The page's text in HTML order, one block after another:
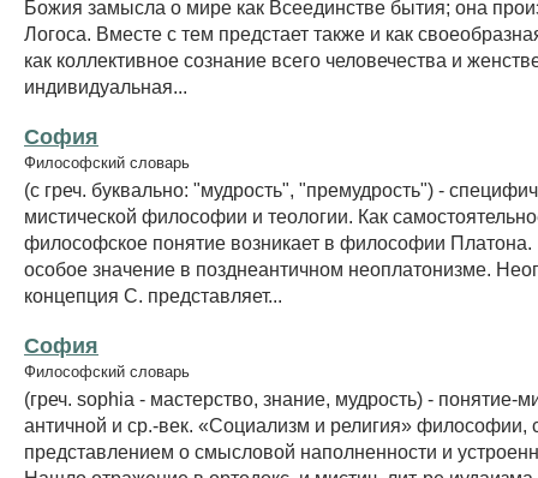
Божия замысла о мире как Всеединстве бытия; она
Логоса. Вместе с тем предстает также и как
как коллективное сознание всего человечества и
индивидуальная...
София
Философский словарь
(с греч. буквально: "мудрость", "премудрость") -
мистической философии и теологии. Как
философское понятие возникает в философии Платона.
особое значение в позднеантичном неоплатонизме.
концепция С. представляет...
София
Философский словарь
(греч. sophia - мастерство, знание, мудрость) - понятие-
античной и ср.-век. «Социализм и религия» философии,
представлением о смысловой наполненности и